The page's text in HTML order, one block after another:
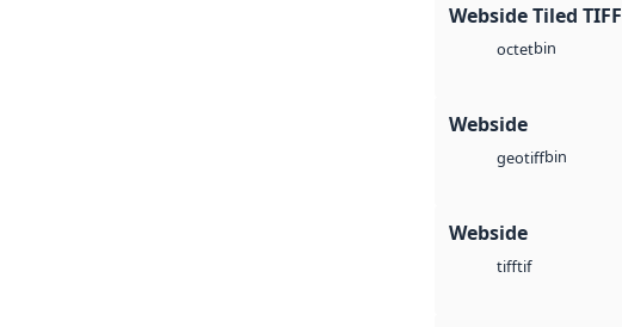
Webside Tiled TIFF
octetbin
Webside
geotiffbin
Webside
tifftif